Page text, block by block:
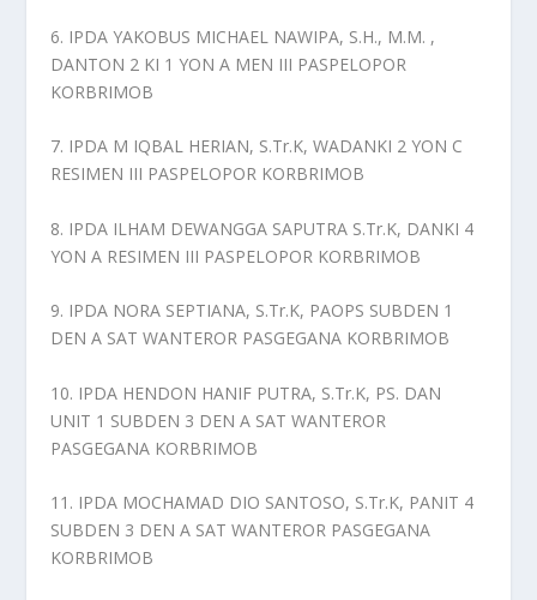
6. IPDA YAKOBUS MICHAEL NAWIPA, S.H., M.M. ,
DANTON 2 KI 1 YON A MEN III PASPELOPOR
KORBRIMOB
7. IPDA M IQBAL HERIAN, S.Tr.K, WADANKI 2 YON C
RESIMEN III PASPELOPOR KORBRIMOB
8. IPDA ILHAM DEWANGGA SAPUTRA S.Tr.K, DANKI 4
YON A RESIMEN III PASPELOPOR KORBRIMOB
9. IPDA NORA SEPTIANA, S.Tr.K, PAOPS SUBDEN 1
DEN A SAT WANTEROR PASGEGANA KORBRIMOB
10. IPDA HENDON HANIF PUTRA, S.Tr.K, PS. DAN
UNIT 1 SUBDEN 3 DEN A SAT WANTEROR
PASGEGANA KORBRIMOB
11. IPDA MOCHAMAD DIO SANTOSO, S.Tr.K, PANIT 4
SUBDEN 3 DEN A SAT WANTEROR PASGEGANA
KORBRIMOB